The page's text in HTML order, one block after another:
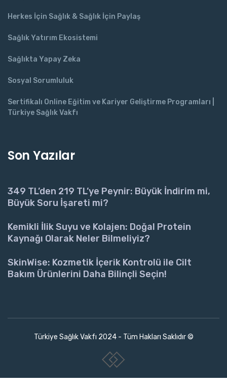
Herkes İçin Sağlık & Sağlık İçin Paylaş
Sağlık Yatırım Ekosistemi
Sağlıkta Yapay Zeka
Sosyal Sorumluluk
Sertifikalı Online Eğitim ve Kariyer Geliştirme Programları |
Türkiye Sağlık Vakfı
Son Yazılar
349 TL’den 219 TL’ye Peynir: Büyük İndirim mi,
Büyük Soru İşareti mi?
Kemikli İlik Suyu ve Kolajen: Doğal Protein
Kaynağı Olarak Neler Bilmeliyiz?
SkinWise: Kozmetik İçerik Kontrolü ile Cilt
Bakım Ürünlerini Daha Bilinçli Seçin!
Türkiye Sağlık Vakfı 2024 - Tüm Hakları Saklıdır ©
www.collectivepeople.com.tr